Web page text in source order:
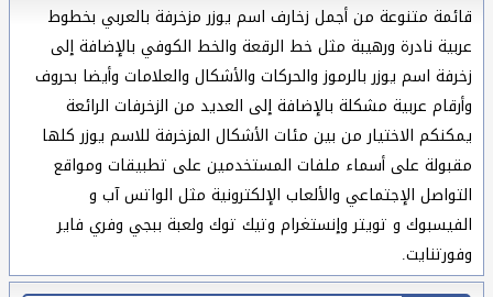
قائمة متنوعة من أجمل زخارف اسم يوزر مزخرفة بالعربي بخطوط
عربية نادرة ورهيبة مثل خط الرقعة والخط الكوفي بالإضافة إلى
زخرفة اسم يوزر بالرموز والحركات والأشكال والعلامات وأيضا بحروف
وأرقام عربية مشكلة بالإضافة إلى العديد من الزخرفات الرائعة
يمكنكم الاختيار من بين مئات الأشكال المزخرفة للاسم يوزر كلها
مقبولة على أسماء ملفات المستخدمين على تطبيقات ومواقع
التواصل الإجتماعي والألعاب الإلكترونية مثل الواتس آب و
الفيسبوك و تويتر وإنستغرام وتيك توك ولعبة ببجي وفري فاير
وفورتنايت.